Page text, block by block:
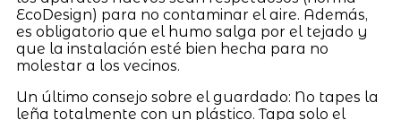
EcoDesign) para no contaminar el aire. Además,
es obligatorio que el humo salga por el tejado y
que la instalación esté bien hecha para no
molestar a los vecinos.
Un último consejo sobre el guardado: No tapes la
leña totalmente con un plástico. Tapa solo el